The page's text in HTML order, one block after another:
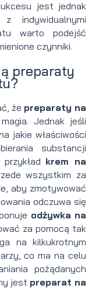
jest jednak
z indywidualnymi
warto podejść
czynniki.
preparaty
że preparaty na
Jednak jeśli
jakie właściwości
substancji
krem na
wszystkim za
aby zmotywować
odczuwa się
odżywka na
za pomocą tak
na kilkukrotnym
co ma na celu
pożądanych
jest preparat na